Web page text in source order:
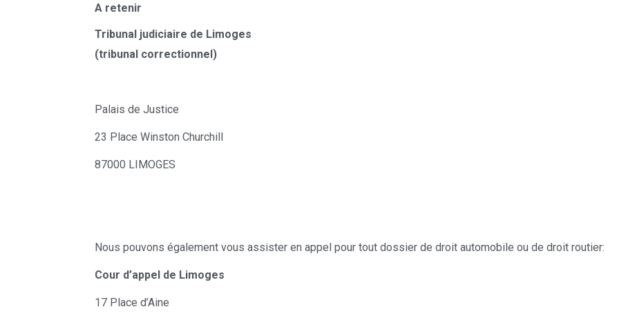
A retenir
Tribunal judiciaire de Limoges
(tribunal correctionnel)
Palais de Justice
23 Place Winston Churchill
87000 LIMOGES
Nous pouvons également vous assister en appel pour tout dossier de droit automobile ou de droit routier:
Cour d’appel de Limoges
17 Place d’Aine